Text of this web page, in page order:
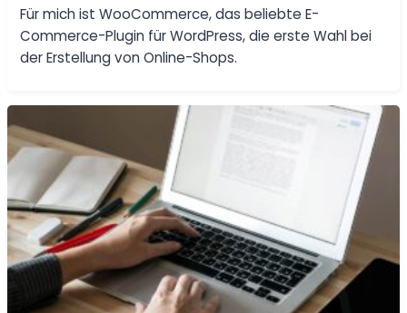
Für mich ist WooCommerce, das beliebte E-
Commerce-Plugin für WordPress, die erste Wahl bei
der Erstellung von Online-Shops.